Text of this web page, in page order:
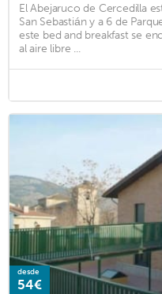
El Abejaruco de Cercedilla
San Sebastián y a 6 de
este bed and breakfast se
al aire libre ...
desde
54€